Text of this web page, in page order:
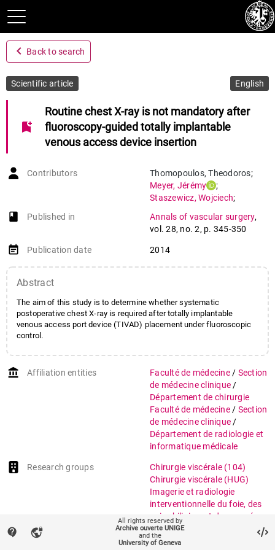
navigate_before Back to search
Scientific article English
bookmark_add
Routine chest X-ray is not mandatory after
fluoroscopy-guided totally implantable
venous access device insertion
Contributors Thomopoulos,Theodoros;
Meyer, Jérémy
;
Staszewicz, Wojciech;
Scheffler, Max
;
Lomessy,Antoine Paul;
Toso,
book-open
Published in Annals of vascular surgery,
vol. 28, no. 2, p. 345-350
event_note Publication date 2014
Abstract
The aim of this study is to determine whether systematic
postoperative chest X-ray is required after totally implantable
venous access port device (TIVAD) placement under fluoroscopic
control.
account_balance Affiliation entities Faculté de médecine / Section
de médecine clinique /
Département de chirurgie
Faculté de médecine / Section
de médecine clinique /
Département de radiologie et
informatique médicale
Research groups Chirurgie viscérale (104)
Chirurgie viscérale (HUG)
Imagerie et radiologie
interventionnelle du foie, des
voies biliaires et du pancréas
(316)
Transplantation et
contact_support vpn_lock
All rights reserved by
Archive ouverte UNIGE
and the
University of Geneva